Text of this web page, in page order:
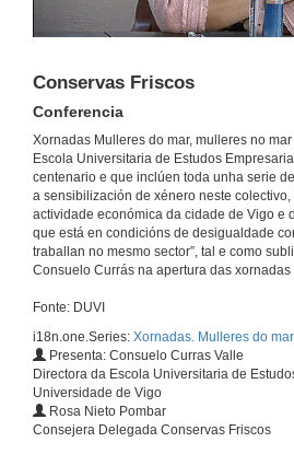
Conservas Friscos
Conferencia
Xornadas Mulleres do mar, mulleres no
Escola Universitaria de Estudos
centenario e que inclúen toda unha serie
a sensibilización de xénero neste colectivo,
actividade económica da cidade de Vigo e
que está en condicións de desigualdade
traballan no mesmo sector”, tal e como
Consuelo Currás na apertura das xornadas
Fonte: DUVI
i18n.one.Series: Xornadas. Mulleres do
Presenta: Consuelo Curras Valle
Directora da Escola Universitaria de
Universidade de Vigo
Rosa Nieto Pombar
Consejera Delegada Conservas Friscos
Mar Seguro de
Conferencia
29 de set. de 2021
30 de set. de 2021
30 de set. de 2021